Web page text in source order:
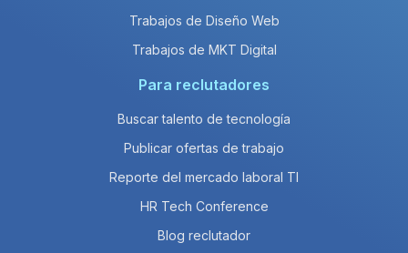
Trabajos de Diseño Web
Trabajos de MKT Digital
Para reclutadores
Buscar talento de tecnología
Publicar ofertas de trabajo
Reporte del mercado laboral TI
HR Tech Conference
Blog reclutador